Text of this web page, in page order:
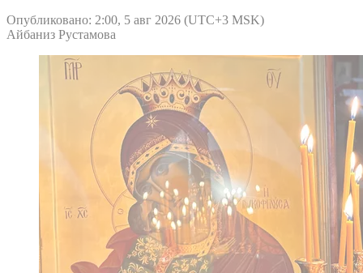
Опубликовано: 2:00, 5 авг 2026 (UTC+3 MSK)
Айбаниз Рустамова